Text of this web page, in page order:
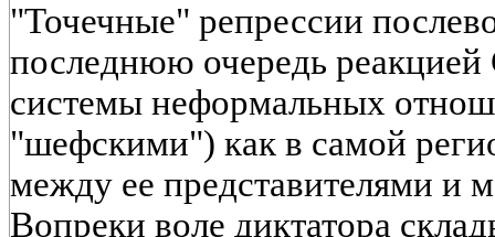
"Точечные" репрессии
последнюю очередь реакцией
системы неформальных
"шефскими") как в самой
между ее представителями и
Вопреки воле диктатора